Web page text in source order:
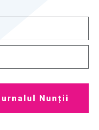
Nunții